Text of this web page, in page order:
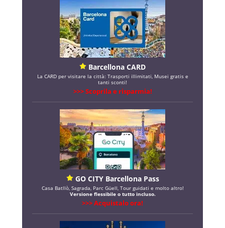
Barcellona CARD
La CARD per visitare la città: Trasporti illimitati, Musei gratis e
tanti sconti!
>>> Scoprila e risparmia!
GO CITY Barcellona Pass
Casa Batllò, Sagrada, Parc Güell, Tour guidati e molto altro!
Versione flessibile o tutto incluso.
>>> Acquistalo ora!